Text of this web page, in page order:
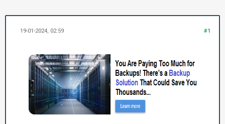
#1
19-01-2024, 02:59